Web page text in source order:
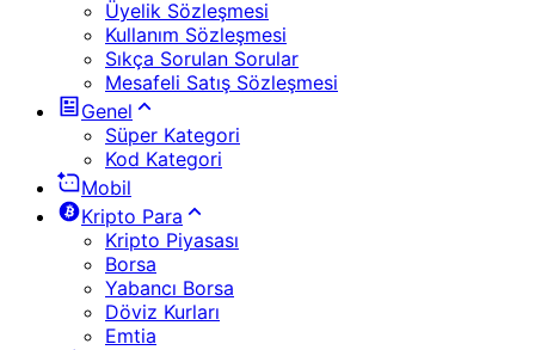
Üyelik Sözleşmesi
Kullanım Sözleşmesi
Sıkça Sorulan Sorular
Mesafeli Satış Sözleşmesi
Genel
Süper Kategori
Kod Kategori
Mobil
Kripto Para
Kripto Piyasası
Borsa
Yabancı Borsa
Döviz Kurları
Emtia